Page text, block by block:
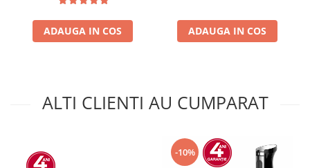
ADAUGA IN COS ADAUGA IN COS
ALTI CLIENTI AU CUMPARAT
-10%